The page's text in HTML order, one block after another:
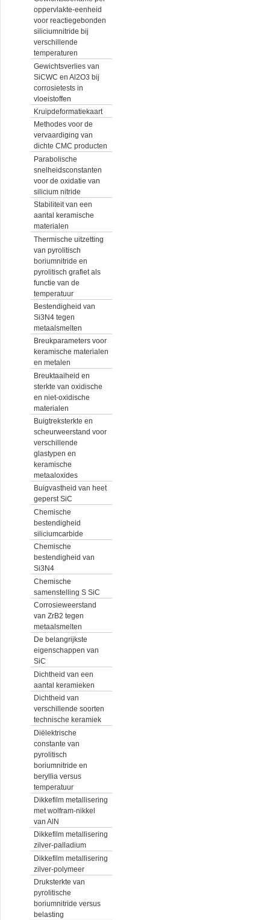
oppervlakte-eenheid
voor reactiegebonden
siliciumnitride bij
verschillende
temperaturen
Gewichtsverlies van
SiCWC en Al2O3 bij
corrosietests in
vloeistoffen
Kruipdeformatiekaart
Methodes voor de
vervaardiging van
dichte CMC producten
Parabolische
snelheidsconstanten
voor de oxidatie van
silicium nitride
Stabiliteit van een
aantal keramische
materialen
Thermische uitzetting
van pyrolitisch
boriumnitride en
pyrolitisch grafiet als
functie van de
temperatuur
Bestendigheid van
Si3N4 tegen
metaalsmelten
Breukparameters voor
keramische materialen
en metalen
Breuktaaiheid en
sterkte van oxidische
en niet-oxidische
materialen
Buigtreksterkte en
scheurweerstand voor
verschillende
glastypen en
keramische
metaaloxides
Buigvastheid van heet
geperst SiC
Chemische
bestendigheid
siliciumcarbide
Chemische
bestendigheid van
Si3N4
Chemische
samenstelling S SiC
Corrosieweerstand
van ZrB2 tegen
metaalsmelten
De belangrijkste
eigenschappen van
SiC
Dichtheid van een
aantal keramieken
Dichtheid van
verschillende soorten
technische keramiek
Diëlektrische
constante van
pyrolitisch
boriumnitride en
beryllia versus
temperatuur
Dikkefilm metallisering
met wolfram-nikkel
van AlN
Dikkefilm metallisering
zilver-palladium
Dikkefilm metallisering
zilver-polymeer
Druksterkte van
pyrolitische
boriumnitride versus
belasting